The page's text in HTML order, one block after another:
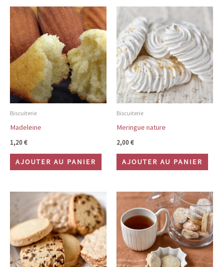
Biscuiterie
Madeleine
1,20€
AJOUTER AU PANIER
Biscuiterie
Meringue nature
2,00€
AJOUTER AU PANIER